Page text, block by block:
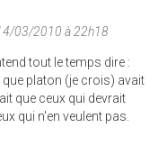
03/2010 à 22h18
tout le temps dire :
platon (je crois) avait
que ceux qui devrait
qui n'en veulent pas.